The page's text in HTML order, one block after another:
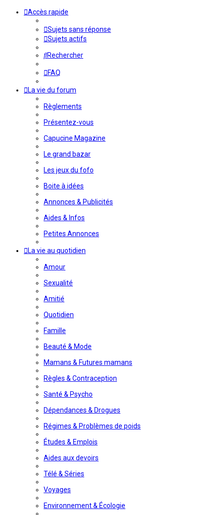
Accès rapide
Sujets sans réponse
Sujets actifs
Rechercher
FAQ
La vie du forum
Règlements
Présentez-vous
Capucine Magazine
Le grand bazar
Les jeux du fofo
Boite à idées
Annonces & Publicités
Aides & Infos
Petites Annonces
La vie au quotidien
Amour
Sexualité
Amitié
Quotidien
Famille
Beauté & Mode
Mamans & Futures mamans
Règles & Contraception
Santé & Psycho
Dépendances & Drogues
Régimes & Problèmes de poids
Études & Emplois
Aides aux devoirs
Télé & Séries
Voyages
Environnement & Écologie